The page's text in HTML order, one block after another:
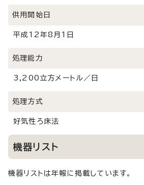
供用開始日
平成12年8月1日
処理能力
3,200立方メートル／日
処理方式
好気性ろ床法
機器リスト
機器リストは年報に掲載しています。